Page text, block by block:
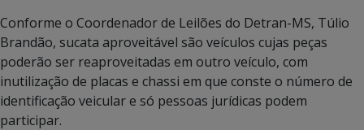
Conforme o Coordenador de Leilões do Detran-MS, Túlio
Brandão, sucata aproveitável são veículos cujas peças
poderão ser reaproveitadas em outro veículo, com
inutilização de placas e chassi em que conste o número de
identificação veicular e só pessoas jurídicas podem
participar.